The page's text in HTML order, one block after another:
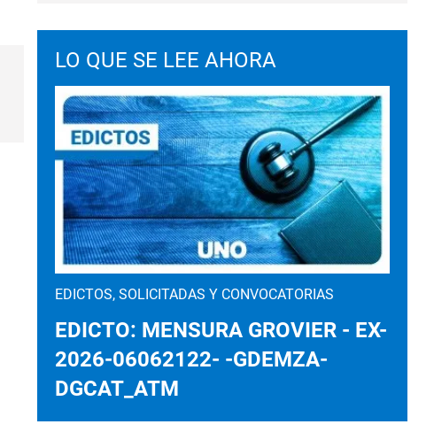
LO QUE SE LEE AHORA
EDICTOS, SOLICITADAS Y CONVOCATORIAS
EDICTO: MENSURA GROVIER - EX-
2026-06062122- -GDEMZA-
DGCAT_ATM